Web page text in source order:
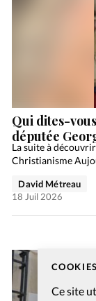
COOKIES
Ce site
Qui dites-
députée
La suite à
Christianisme
David Métreau
18 Juil 2026